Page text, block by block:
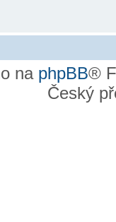
na phpBB®
Český